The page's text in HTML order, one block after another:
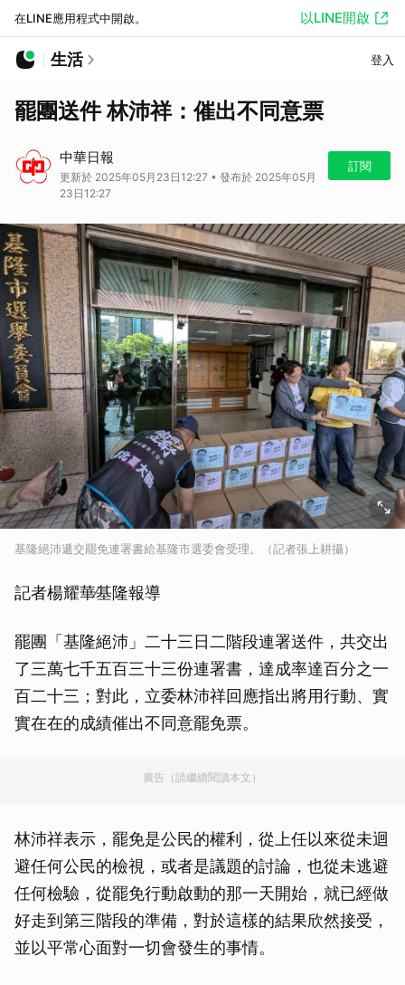
在LINE應用程式中開啟。 以LINE開啟
生活 登入
罷團送件 林沛祥：催出不同意票
中華日報
更新於 2025年05月23日12:27 • 發布於 2025年05月
23日12:27
訂閱
基隆絕沛遞交罷免連署書給基隆市選委會受理。（記者張上耕攝）
記者楊耀華∕基隆報導
罷團「基隆絕沛」二十三日二階段連署送件，共交出
了三萬七千五百三十三份連署書，達成率達百分之一
百二十三；對此，立委林沛祥回應指出將用行動、實
實在在的成績催出不同意罷免票。
廣告（請繼續閱讀本文）
林沛祥表示，罷免是公民的權利，從上任以來從未迴
避任何公民的檢視，或者是議題的討論，也從未逃避
任何檢驗，從罷免行動啟動的那一天開始，就已經做
好走到第三階段的準備，對於這樣的結果欣然接受，
並以平常心面對一切會發生的事情。